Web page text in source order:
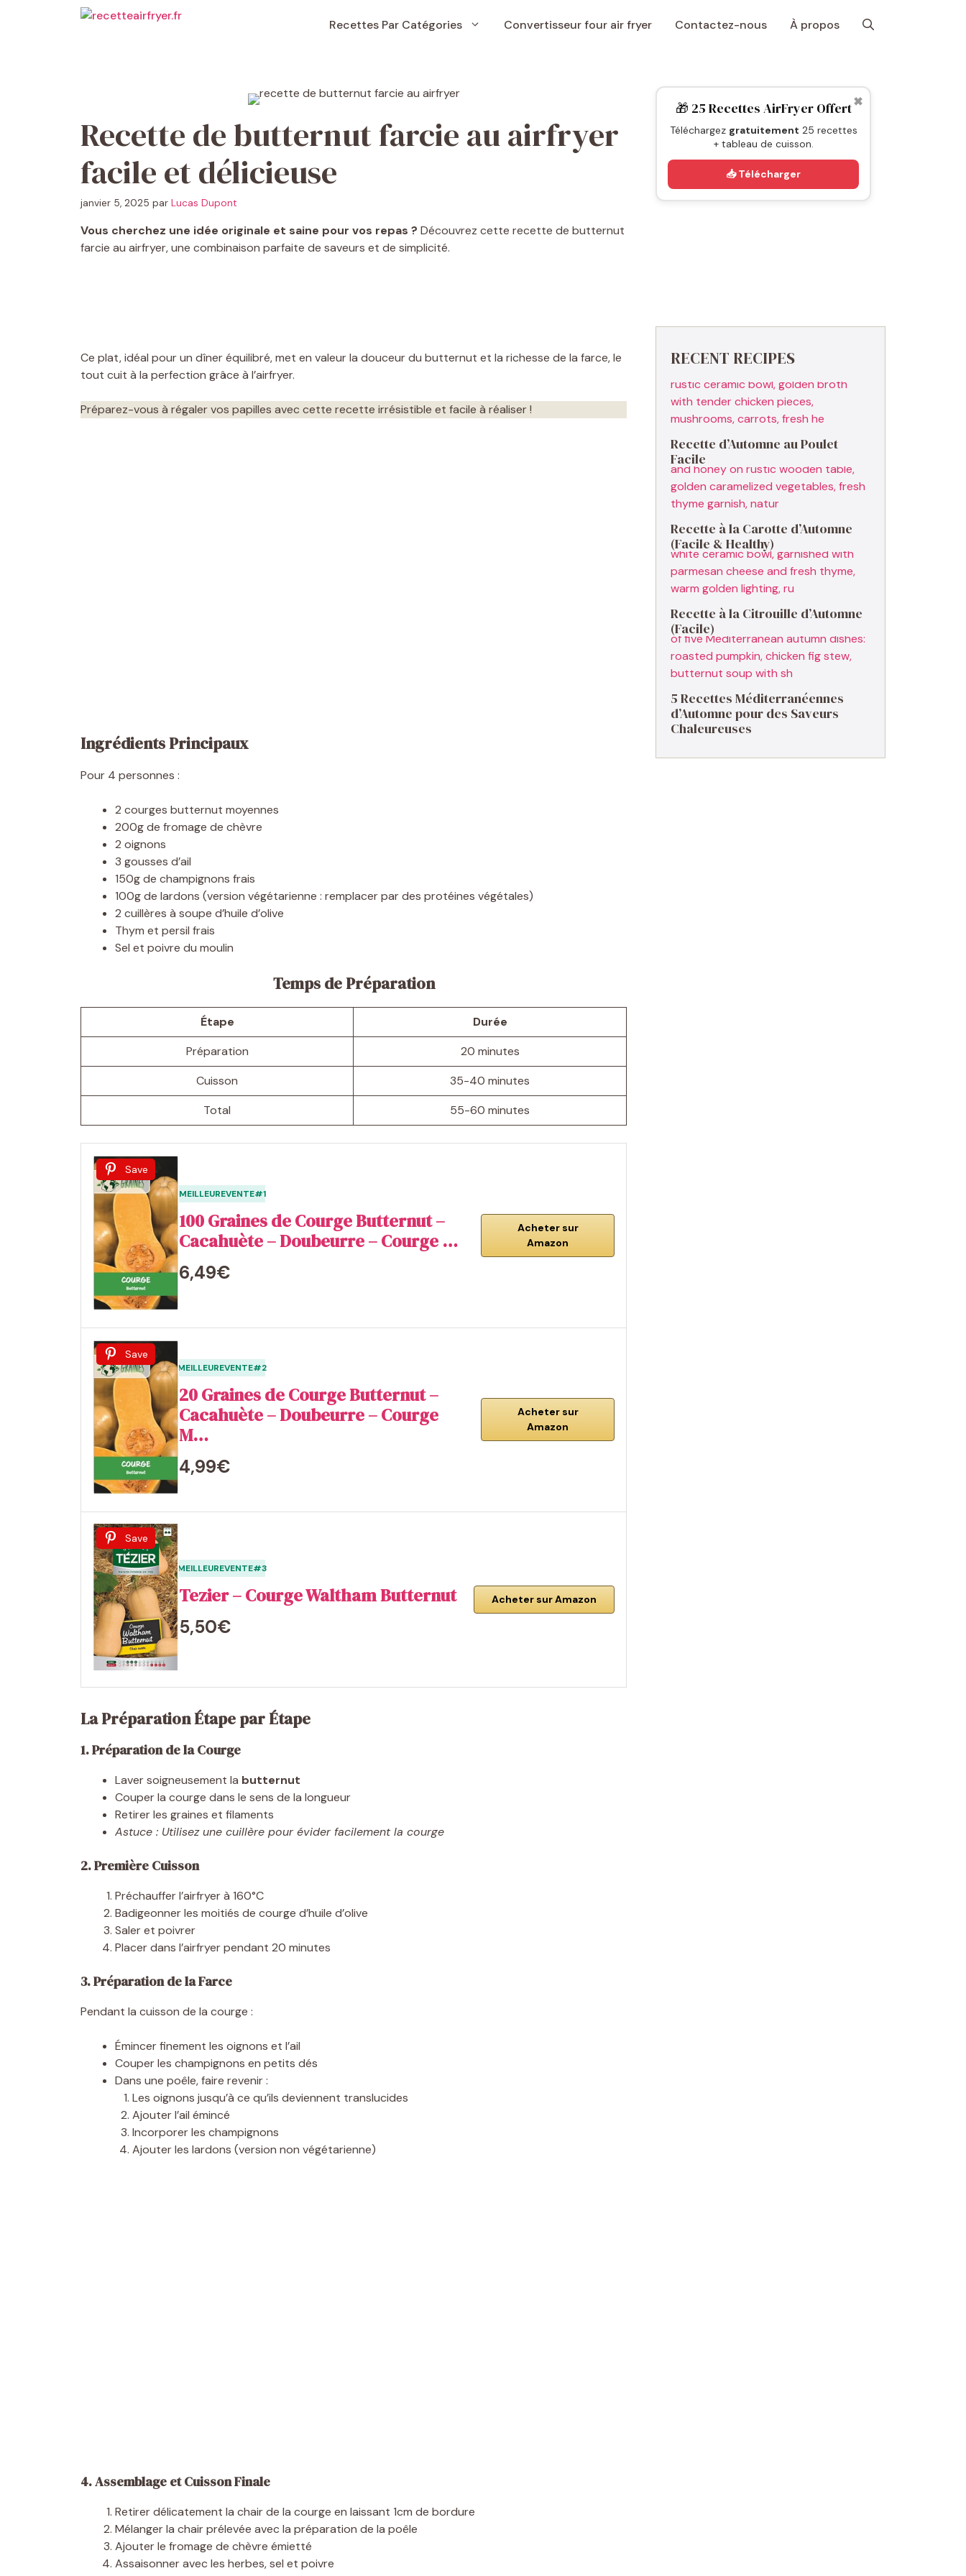
Recettes Par Catégories Convertisseur four air fryer Contactez-nous À propos
Recette de butternut farcie au airfryer
facile et délicieuse
janvier 5, 2025 par Lucas Dupont
Vous cherchez une idée originale et saine pour vos repas ? Découvrez cette recette de butternut
farcie au airfryer, une combinaison parfaite de saveurs et de simplicité.
Ce plat, idéal pour un dîner équilibré, met en valeur la douceur du butternut et la richesse de la farce, le
tout cuit à la perfection grâce à l’airfryer.
Préparez-vous à régaler vos papilles avec cette recette irrésistible et facile à réaliser !
Ingrédients Principaux
Pour 4 personnes :
2 courges butternut moyennes
200g de fromage de chèvre
2 oignons
3 gousses d’ail
150g de champignons frais
100g de lardons (version végétarienne : remplacer par des protéines végétales)
2 cuillères à soupe d’huile d’olive
Thym et persil frais
Sel et poivre du moulin
Temps de Préparation
Étape
Durée
Préparation
20 minutes
Cuisson
35-40 minutes
Total
55-60 minutes
Save
MEILLEUREVENTE#1
100 Graines de Courge Butternut –
Cacahuète – Doubeurre – Courge …
6,49€
Acheter sur
Amazon
Save
MEILLEUREVENTE#2
20 Graines de Courge Butternut –
Cacahuète – Doubeurre – Courge
M…
4,99€
Acheter sur
Amazon
Save
MEILLEUREVENTE#3
Tezier – Courge Waltham Butternut
5,50€
Acheter sur Amazon
La Préparation Étape par Étape
1. Préparation de la Courge
Laver soigneusement la butternut
Couper la courge dans le sens de la longueur
Retirer les graines et filaments
Astuce : Utilisez une cuillère pour évider facilement la courge
2. Première Cuisson
Préchauffer l’airfryer à 160°C
Badigeonner les moitiés de courge d’huile d’olive
Saler et poivrer
Placer dans l’airfryer pendant 20 minutes
3. Préparation de la Farce
Pendant la cuisson de la courge :
Émincer finement les oignons et l’ail
Couper les champignons en petits dés
Dans une poêle, faire revenir :
Les oignons jusqu’à ce qu’ils deviennent translucides
Ajouter l’ail émincé
Incorporer les champignons
Ajouter les lardons (version non végétarienne)
4. Assemblage et Cuisson Finale
Retirer délicatement la chair de la courge en laissant 1cm de bordure
Mélanger la chair prélevée avec la préparation de la poêle
Ajouter le fromage de chèvre émietté
Assaisonner avec les herbes, sel et poivre
✖
🎁 25 Recettes AirFryer Offert
Téléchargez gratuitement 25 recettes
+ tableau de cuisson.
📥 Télécharger
RECENT RECIPES
Recette d’Automne au Poulet
Facile
Recette à la Carotte d’Automne
(Facile & Healthy)
Recette à la Citrouille d’Automne
(Facile)
5 Recettes Méditerranéennes
d’Automne pour des Saveurs
Chaleureuses